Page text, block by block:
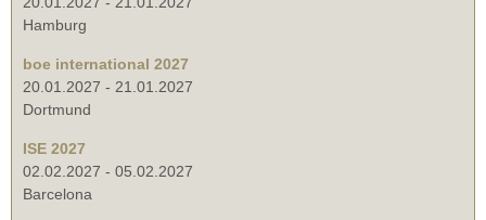
Hamburg
boe international 2027
20.01.2027 - 21.01.2027
Dortmund
ISE 2027
02.02.2027 - 05.02.2027
Barcelona